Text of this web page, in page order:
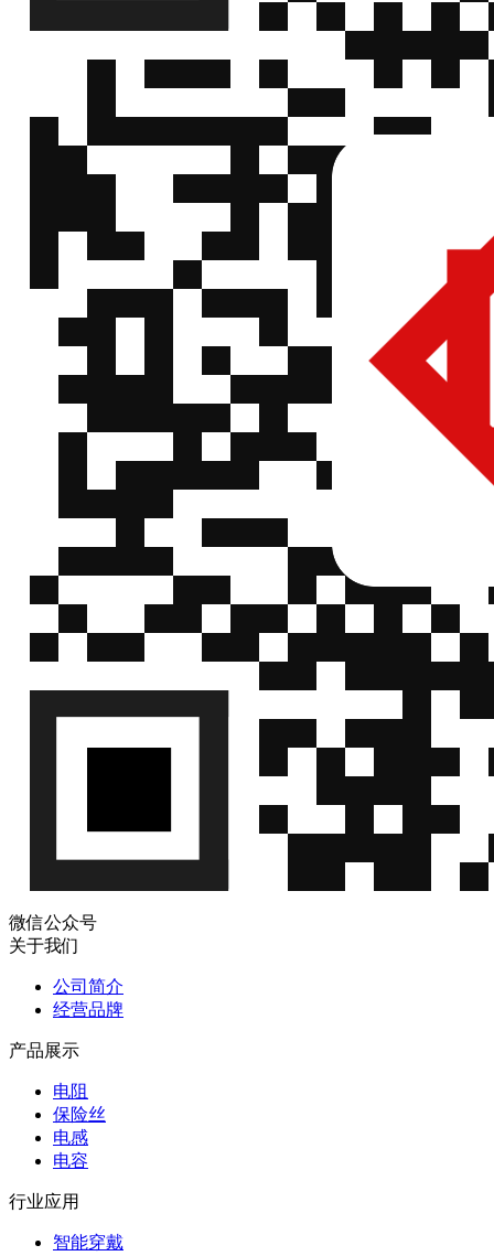
微信公众号
关于我们
公司简介
经营品牌
产品展示
电阻
保险丝
电感
电容
行业应用
智能穿戴